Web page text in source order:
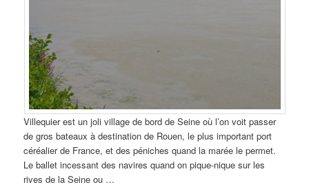
Villequier est un joli village de bord de Seine où l’on voit passer
de gros bateaux à destination de Rouen, le plus important port
céréalier de France, et des péniches quand la marée le permet.
Le ballet incessant des navires quand on pique-nique sur les
rives de la Seine ou …